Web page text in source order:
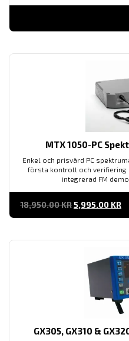
MTX 1050-PC
Enkel och prisvärd PC
första kontroll och verifiering
integrerad FM
18,950.00KR DET
PRISET
5,995.00 KR
GX305, GX310 &